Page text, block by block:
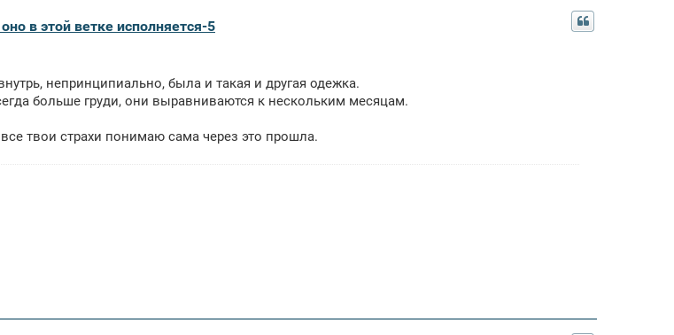
в этой ветке исполняется-5
непринципиально, была и такая и другая одежка.
больше груди, они выравниваются к нескольким месяцам.
твои страхи понимаю сама через это прошла.